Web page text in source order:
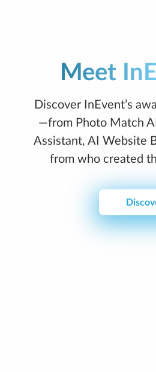
Meet
Discover InEvent’s
—from Photo Match
Assistant, AI Website
from who created